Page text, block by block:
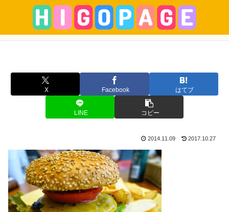
X Facebook はてブ
LINE コピー
2014.11.09 2017.10.27